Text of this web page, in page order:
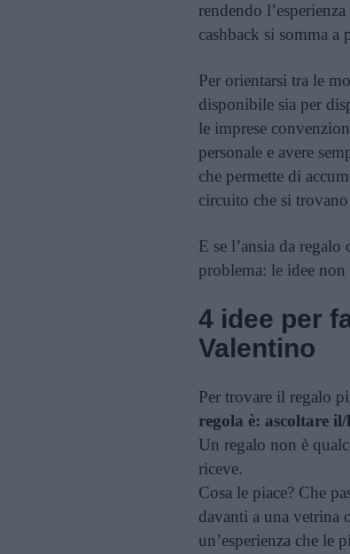
rendendo
cashback si somma a
Per orientarsi tra le
disponibile sia per
le imprese
personale e avere
che permette di
circuito che si
E se l’ansia da
problema: le idee
4 idee per
Valentino
Per trovare il regalo
regola è: ascoltare
Un regalo non è
riceve.
Cosa le piace? Che
davanti a una vetrina
un’esperienza che le